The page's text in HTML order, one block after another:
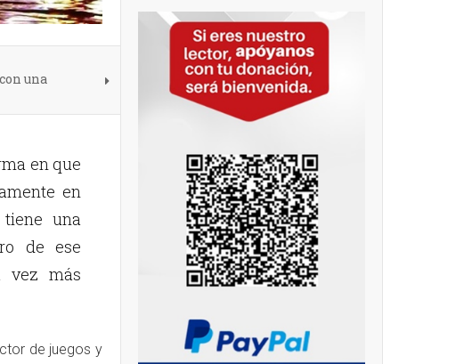
una
en que
en
una
de ese
vez más
de juegos y